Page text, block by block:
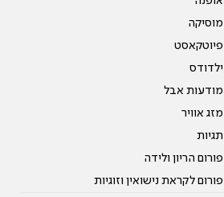
מוסיקה
פיוטקאסט
ילדודס
מודעות אבל
מזג אוויר
תגיות
פורום הריון ולידה
פורום לקראת נישואין וזוגיות